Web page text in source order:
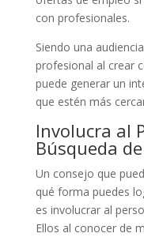
con profesionales.
Siendo una
profesional al crear
puede generar un
que estén más
Involucra al
Búsqueda
Un consejo que
qué forma puedes
es involucrar al
Ellos al conocer de